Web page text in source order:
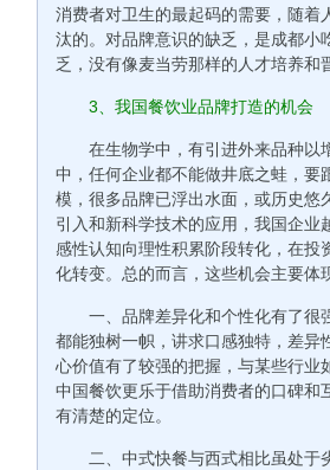
消费者对卫生的最起码的需要，随着
汰的。对品牌意识的缺乏，是成都小
乏，没有像麦当劳那样的人才培养和
3、我国餐饮业品牌打造的机会
在生物学中，有引进外来品种以
中，任何企业都不能做井底之蛙，要
模，很多品牌已浮出水面，或历史悠
引入和新科学技术的应用，我国企
感性认知向理性积累阶段转化，在
化转变。总的而言，这些机会主要体
一、品牌差异化和个性化有了很
都能独树一帜，讲求口感独特，差异
心价值有了较强的把握，与某些行业
中国餐饮更乐于借助消费者的口碑和
有清楚的定位。
二、中式快餐与西式相比虽处